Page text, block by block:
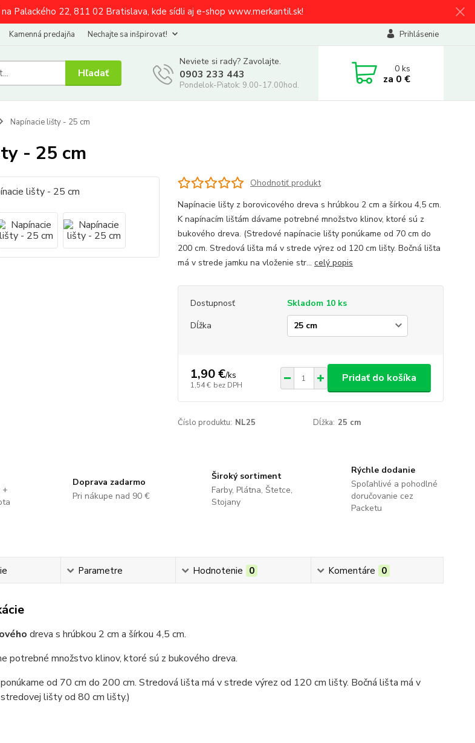
Palackého 22, 811 02 Bratislava, kde sídli aj e-shop www.merkantil.sk!
Kamenná predajňa Nechajte sa inšpirovať! Prihlásenie
Hľadať
Neviete si rady? Zavolajte.
0903 233 443
Pondelok-Piatok: 9.00-17.00hod.
0ks
za 0 €
Napínacie lišty - 25 cm
- 25 cm
Ohodnotiť produkt
Napínacie lišty z borovicového dreva s hrúbkou 2 cm a šírkou 4,5 cm.
K napínacím lištám dávame potrebné množstvo klinov, ktoré sú z
bukového dreva. (Stredové napínacie lišty ponúkame od 70 cm do
200 cm. Stredová lišta má v strede výrez od 120 cm lišty. Bočná lišta
má v strede jamku na vloženie str... celý popis
Dostupnosť
Skladom 10 ks
Dĺžka
1,90 €/ks
1,54 € bez DPH
Pridať do košíka
Číslo produktu: NL25 Dĺžka: 25 cm
+
Doprava zadarmo
Pri nákupe nad 90 €
Široký sortiment
Farby, Plátna, Štetce,
Stojany
Rýchle dodanie
Spoľahlivé a pohodlné
doručovanie cez
Packetu
Parametre Hodnotenie 0 Komentáre 0
dreva s hrúbkou 2 cm a šírkou 4,5 cm.
potrebné množstvo klinov, ktoré sú z bukového dreva.
od 70 cm do 200 cm. Stredová lišta má v strede výrez od 120 cm lišty. Bočná lišta má v
lišty od 80 cm lišty.)